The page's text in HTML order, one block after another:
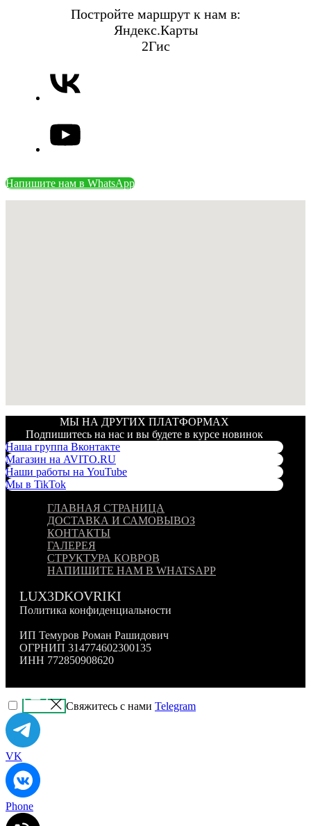
Постройте маршрут к нам в:
Яндекс.Карты
2Гис
Напишите нам в WhatsApp
МЫ НА ДРУГИХ ПЛАТФОРМАХ
Подпишитесь на нас и вы будете в курсе новинок
Наша группа Вконтакте
Магазин на AVITO.RU
Наши работы на YouTube
Мы в TikTok
ГЛАВНАЯ СТРАНИЦА
ДОСТАВКА И САМОВЫВОЗ
КОНТАКТЫ
ГАЛЕРЕЯ
СТРУКТУРА КОВРОВ
НАПИШИТЕ НАМ В WHATSAPP
LUX3DKOVRIKI
Политика конфиденциальности
ИП Темуров Роман Рашидович
ОГРНИП 314774602300135
ИНН 772850908620
Свяжитесь с нами Telegram
VK
Phone